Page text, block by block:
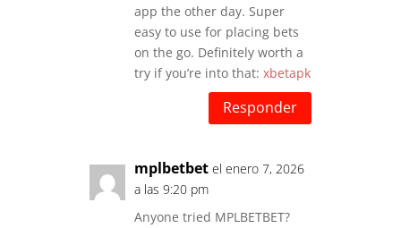
app the other day. Super
easy to use for placing bets
on the go. Definitely worth a
try if you’re into that: xbetapk
Responder
mplbetbet el enero 7, 2026
a las 9:20 pm
Anyone tried MPLBETBET?